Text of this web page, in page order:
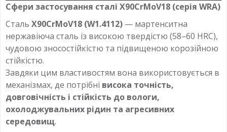
Сфери застосування сталі X90CrMoV18 (серія WRA)
Сталь X90CrMoV18 (W1.4112) — мартенситна
нержавіюча сталь із високою твердістю (58–60 HRC),
чудовою зносостійкістю та підвищеною корозійною
стійкістю.
Завдяки цим властивостям вона використовується в
механізмах, де потрібні висока точність,
довговічність і стійкість до вологи,
охолоджувальних рідин та агресивних
середовищ.